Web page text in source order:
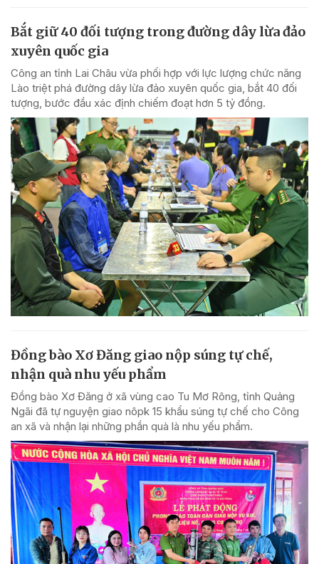
Bắt giữ 40 đối tượng trong đường dây lừa đảo
xuyên quốc gia
Công an tỉnh Lai Châu vừa phối hợp với lực lượng chức năng
Lào triệt phá đường dây lừa đảo xuyên quốc gia, bắt 40 đối
tượng, bước đầu xác định chiếm đoạt hơn 5 tỷ đồng.
Đồng bào Xơ Đăng giao nộp súng tự chế,
nhận quà nhu yếu phẩm
Đồng bào Xơ Đăng ở xã vùng cao Tu Mơ Rông, tỉnh Quảng
Ngãi đã tự nguyện giao nôpk 15 khẩu súng tự chế cho Công
an xã và nhận lại những phần quà là nhu yếu phẩm.